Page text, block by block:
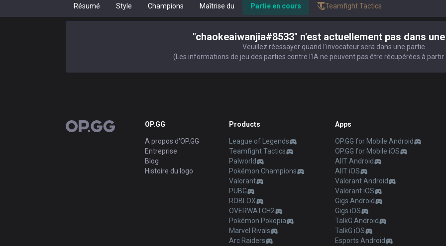
Résumé Style Champions Maîtrise du Partie en cours Teamfight Tactics
"chaokeaiwanjia#8533" n'est actuellement pas dans
Veuillez réessayer quand l'invocateur sera dans une partie.
(Les informations de jeu des parties contre l'IA ne peuvent pas être récupérées à partir
OP.GG OP.GG
A propos d'OP.GG
Entreprise
Blog
Histoire du logo
Products
League of Legends
Teamfight Tactics
Palworld
Pokémon Champions
Valorant
PUBG
ROBLOX
OVERWATCH2
Pokémon Pokopia
Marvel Rivals
Arc Raiders
Apps
OP.GG for Mobile Android
OP.GG for Mobile iOS
AllT Android
AllT iOS
Valorant Android
Valorant iOS
Gigs Android
Gigs iOS
TalkG Android
TalkG iOS
Esports Android